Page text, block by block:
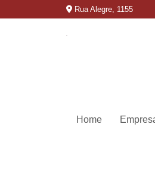
Rua Alegre, 1155
Home